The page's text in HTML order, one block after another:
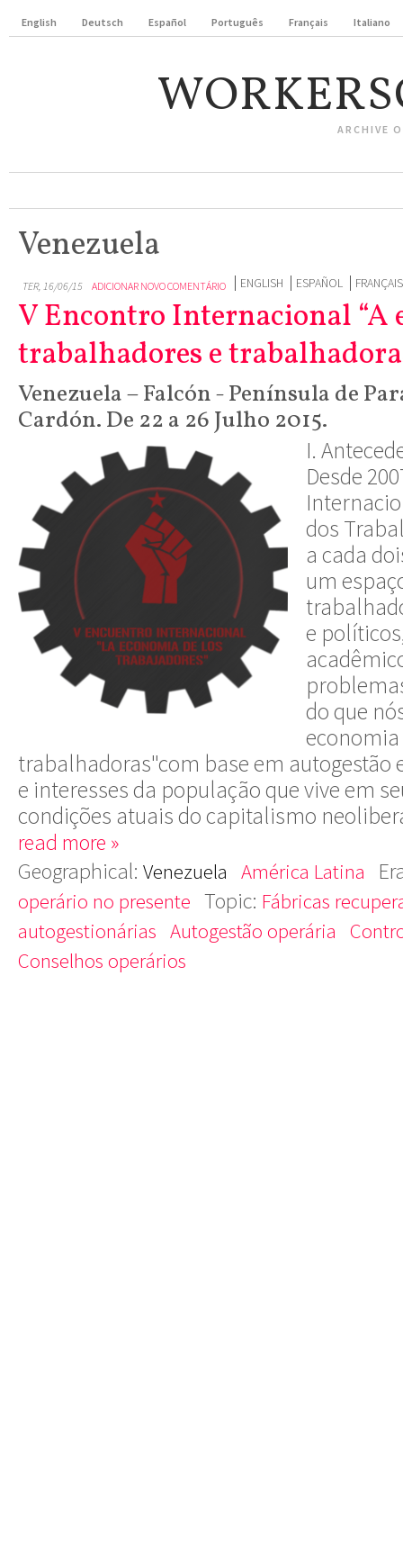
English Deutsch Español Português Français Italiano
ARCHIVE
Venezuela
TER, 16/06/15 ADICIONAR NOVO COMENTÁRIO ENGLISH ESPAÑOL FRANÇAIS
V Encontro Internacional “A
trabalhadores e
Venezuela – Falcón - Península de
Cardón. De 22 a 26 Julho 2015.
I.
Desde
dos
a cada
um
e
do que
trabalhadoras"com base em autogestão
e interesses da população que vive em
condições atuais do capitalismo
read more »
Geographical: Venezuela América Latina
operário no presente Topic: Fábricas
autogestionárias Autogestão operária
Conselhos operários